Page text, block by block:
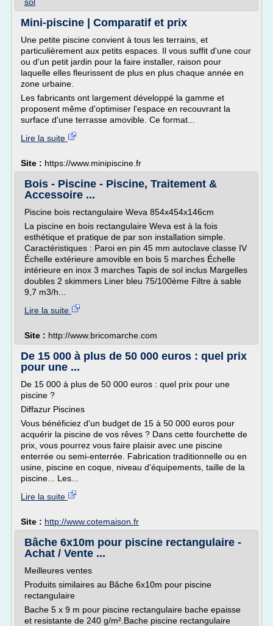
Mini-piscine | Comparatif et prix
Une petite piscine convient à tous les terrains, et
particulièrement aux petits espaces. Il vous suffit d'une cour
ou d'un petit jardin pour la faire installer, raison pour
laquelle elles fleurissent de plus en plus chaque année en
zone urbaine.
Les fabricants ont largement développé la gamme et
proposent même d'optimiser l'espace en recouvrant la
surface d'une terrasse amovible. Ce format...
Lire la suite
Site : https://www.minipiscine.fr
Bois - Piscine - Piscine, Traitement &
Accessoire ...
Piscine bois rectangulaire Weva 854x454x146cm
La piscine en bois rectangulaire Weva est à la fois
esthétique et pratique de par son installation simple.
Caractéristiques : Paroi en pin 45 mm autoclave classe IV
Échelle extérieure amovible en bois 5 marches Échelle
intérieure en inox 3 marches Tapis de sol inclus Margelles
doubles 2 skimmers Liner bleu 75/100ème Filtre à sable
9,7 m3/h...
Lire la suite
Site : http://www.bricomarche.com
De 15 000 à plus de 50 000 euros : quel prix
pour une ...
De 15 000 à plus de 50 000 euros : quel prix pour une
piscine ?
Diffazur Piscines
Vous bénéficiez d'un budget de 15 à 50 000 euros pour
acquérir la piscine de vos rêves ? Dans cette fourchette de
prix, vous pourrez vous faire plaisir avec une piscine
enterrée ou semi-enterrée. Fabrication traditionnelle ou en
usine, piscine en coque, niveau d'équipements, taille de la
piscine... Les...
Lire la suite
Site : http://www.cotemaison.fr
Bâche 6x10m pour piscine rectangulaire -
Achat / Vente ...
Meilleures ventes
Produits similaires au Bâche 6x10m pour piscine
rectangulaire
Bache 5 x 9 m pour piscine rectangulaire bache epaisse
et resistante de 240 g/m².Bache piscine rectangulaire